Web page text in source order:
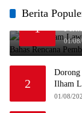
Berita
1
01/
2
Dorong
Ilham
01/08/